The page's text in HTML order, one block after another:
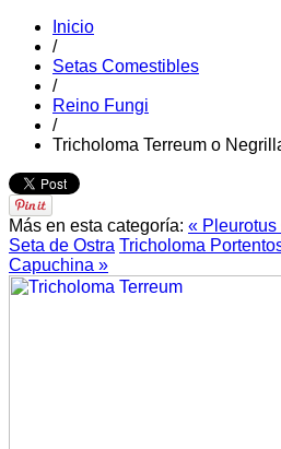
Inicio
/
Setas Comestibles
/
Reino Fungi
/
Tricholoma Terreum o
Más en esta categoría: « Pleurotus
Seta de Ostra Tricholoma
Capuchina »